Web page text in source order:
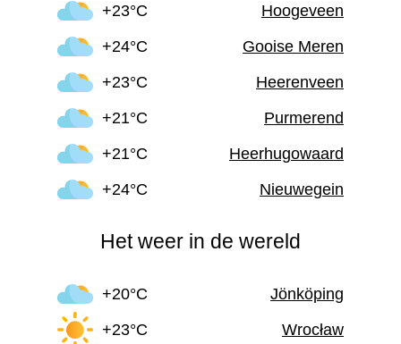
+23°C
Hoogeveen
+24°C
Gooise Meren
+23°C
Heerenveen
+21°C
Purmerend
+21°C
Heerhugowaard
+24°C
Nieuwegein
Het weer in de wereld
+20°C
Jönköping
+23°C
Wrocław